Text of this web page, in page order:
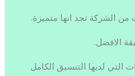
الشركة تجد انها متميزة.
الافضل.
التي لديها التنسيق الكامل